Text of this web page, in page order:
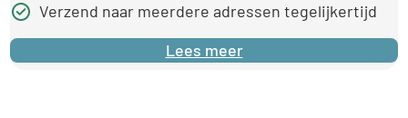
Verzend naar meerdere adressen tegelijkertijd
Lees meer